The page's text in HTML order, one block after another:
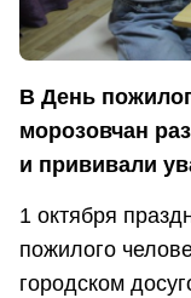
В День
морозовчан
и прививали
1 октября
пожилого
городском